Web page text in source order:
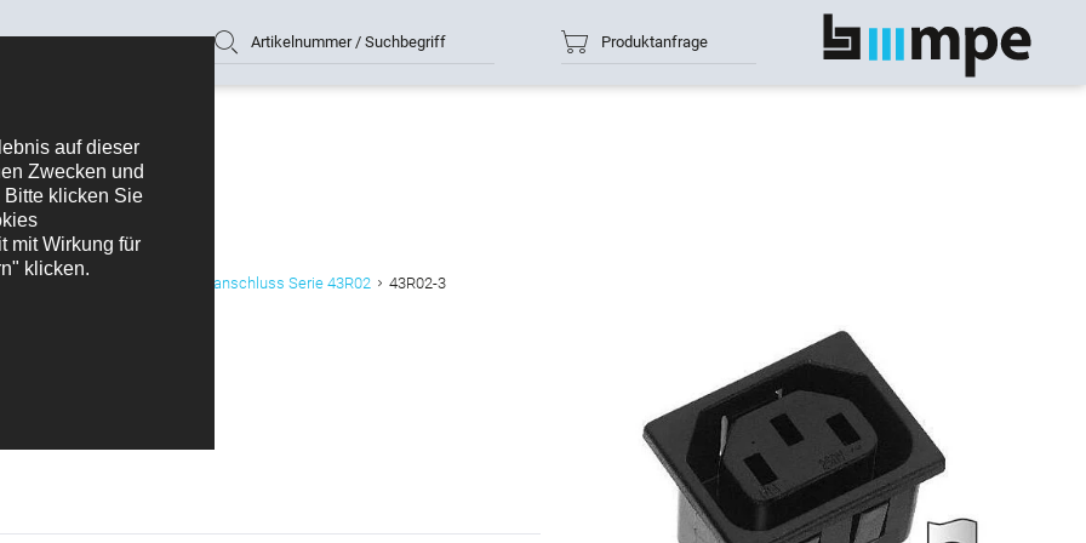
Artikelnummer / Suchbegriff Produktanfrage Alle anzeigen
K+B Gerätedose mit Schraubanschluss Serie 43R02 43R02-3